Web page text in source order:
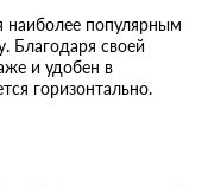
наиболее популярным
Благодаря своей
и удобен в
горизонтально.